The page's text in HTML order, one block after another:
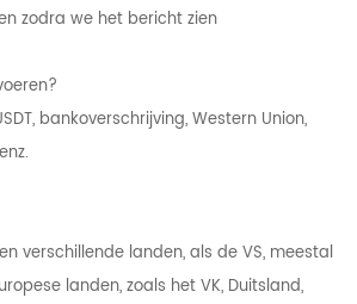
zodra we het bericht zien
bankoverschrijving, Western Union,
verschillende landen, als de VS, meestal
landen, zoals het VK, Duitsland,